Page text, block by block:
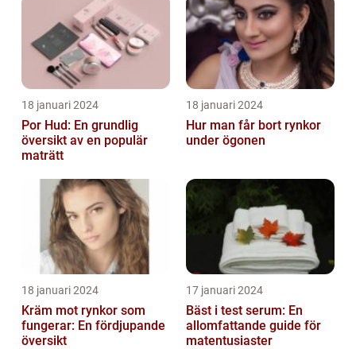
18 januari 2024
Por Hud: En grundlig
översikt av en populär
maträtt
18 januari 2024
Hur man får bort rynkor
under ögonen
18 januari 2024
Kräm mot rynkor som
fungerar: En fördjupande
översikt
17 januari 2024
Bäst i test serum: En
allomfattande guide för
matentusiaster